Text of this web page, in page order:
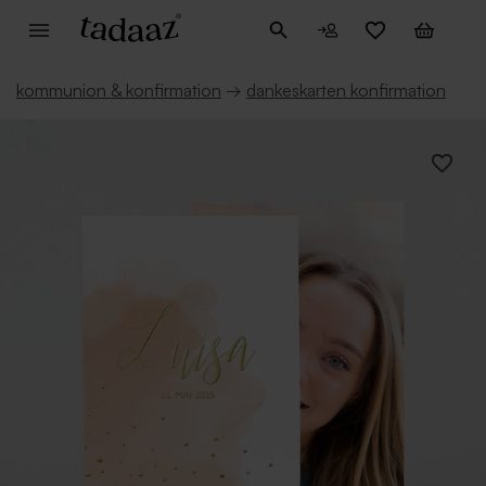
kommunion & konfirmation → dankeskarten konfirmation